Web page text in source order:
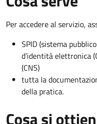
Per accedere al servizio,
SPID (sistema
d’identità elettronica
(CNS)
tutta la
della pratica.
Cosa si